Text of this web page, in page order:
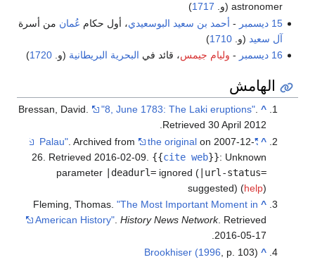
astronomer (و.
1717
)
15 ديسمبر
- أحمد بن سعيد البوسعيدي، أول حكام عُمان من أسرة
آل سعيد (و.1710
)
16 ديسمبر
- وليام جيمس، قائد في البحرية البريطانية (و.1720
)
الهامش
^
Bressan, David. "8, June 1783: The Laki eruptions".
Retrieved30 April 2012
.
^
"Palau"
. Archived from the original on 2007-12-
26 . Retrieved 2016-02-09 {{cite web}}: Unknown
parameter
|deadurl= ignored ( |url-status=
suggested) (help)
^
Fleming, Thomas."The Most Important Moment in
American History".History News Network. Retrieved
2016-05-17
.
^
Brookhiser (1996 , p. 103)